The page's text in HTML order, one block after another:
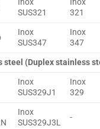
Inox
SUS321
Inox
321
Inox
SUS347
Inox
347
(Duplex stainless
Inox
SUS329J1
Inox
329
Inox
SUS329J3L
-